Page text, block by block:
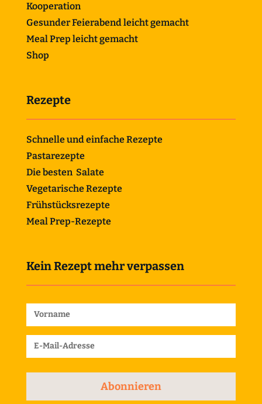
Kooperation
Gesunder Feierabend leicht gemacht
Meal Prep leicht gemacht
Shop
Rezepte
Schnelle und einfache Rezepte
Pastarezepte
Die besten Salate
Vegetarische Rezepte
Frühstücksrezepte
Meal Prep-Rezepte
Kein Rezept mehr verpassen
Abonnieren